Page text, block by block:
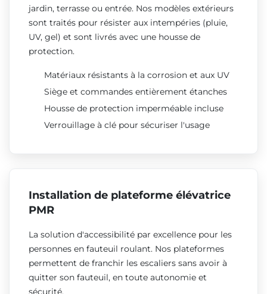
jardin, terrasse ou entrée. Nos modèles extérieurs
sont traités pour résister aux intempéries (pluie,
UV, gel) et sont livrés avec une housse de
protection.
Matériaux résistants à la corrosion et aux UV
Siège et commandes entièrement étanches
Housse de protection imperméable incluse
Verrouillage à clé pour sécuriser l'usage
Installation de plateforme élévatrice
PMR
La solution d'accessibilité par excellence pour les
personnes en fauteuil roulant. Nos plateformes
permettent de franchir les escaliers sans avoir à
quitter son fauteuil, en toute autonomie et
sécurité.